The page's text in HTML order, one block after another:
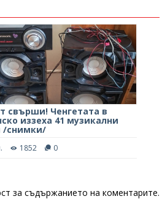
свърши! Ченгетата в
иззеха 41 музикални
/снимки/
1852 0
за съдържанието на коментарите.